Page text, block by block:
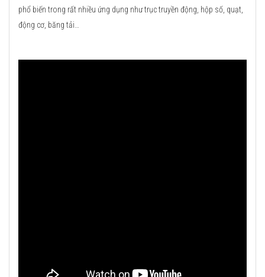
phổ biến trong rất nhiều ứng dụng như trục truyền động, hộp số, quạt,
động cơ, băng tải…